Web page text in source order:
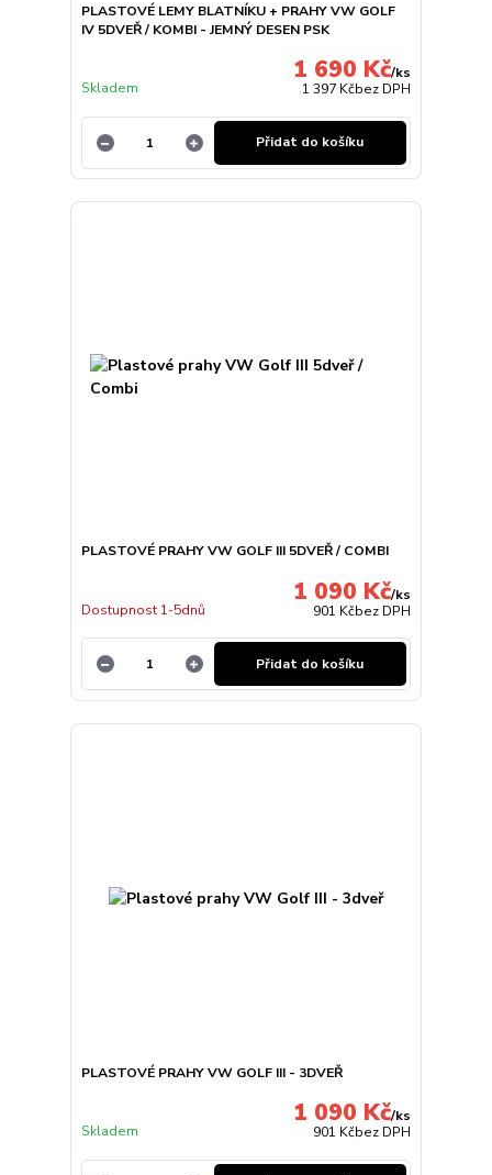
PLASTOVÉ LEMY BLATNÍKU + PRAHY VW GOLF
IV 5DVEŘ / KOMBI - JEMNÝ DESEN PSK
1 690 Kč/ks
1 397 Kčbez DPH
Skladem
Přidat do košíku
PLASTOVÉ PRAHY VW GOLF III 5DVEŘ / COMBI
1 090 Kč/ks
901 Kčbez DPH
Dostupnost 1-5dnů
Přidat do košíku
PLASTOVÉ PRAHY VW GOLF III - 3DVEŘ
1 090 Kč/ks
901 Kčbez DPH
Skladem